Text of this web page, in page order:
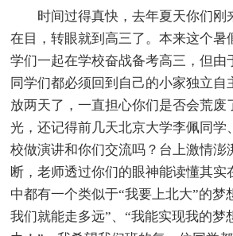
时间过得真快，去年夏天你们刚
在目，转眼就到高三了。本来这个暑
学们一起在学校奋战备考高三，但由
同学们都必须回到自己的小家独立自
放两天了，一直担心你们是否会荒废
光，还记得前几天北京大学李佩同学
校做演讲和你们交流吗？台上激情澎
断，老师透过你们的眼神能读懂其实
中都有一个类似于“我要上北大”的梦
我们就能走多远”、“我能实现我的梦